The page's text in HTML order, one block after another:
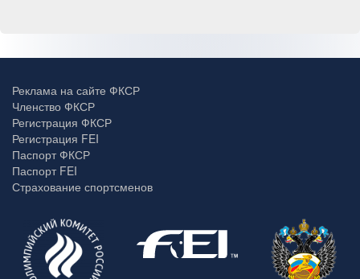
Реклама на сайте ФКСР
Членство ФКСР
Регистрация ФКСР
Регистрация FEI
Паспорт ФКСР
Паспорт FEI
Страхование спортсменов